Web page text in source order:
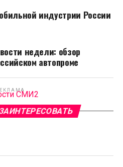
индустрии России
недели: обзор
автопроме
СМИ2